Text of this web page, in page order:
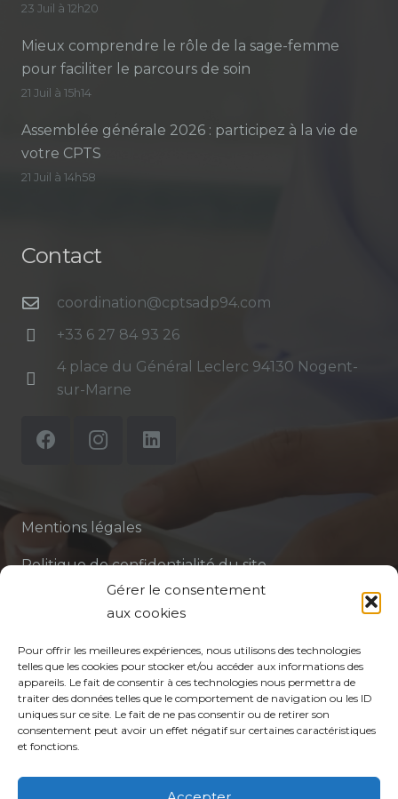
Gérer le consentement
aux cookies
Pour offrir les meilleures expériences, nous utilisons des technologies
telles que les cookies pour stocker et/ou accéder aux informations des
appareils. Le fait de consentir à ces technologies nous permettra de
traiter des données telles que le comportement de navigation ou les ID
uniques sur ce site. Le fait de ne pas consentir ou de retirer son
consentement peut avoir un effet négatif sur certaines caractéristiques
et fonctions.
23 Juil à 12h20
Mieux comprendre le rôle de la sage-femme
pour faciliter le parcours de soin
21 Juil à 15h14
Assemblée générale 2026 : participez à la vie de
votre CPTS
21 Juil à 14h58
Contact
coordination@cptsadp94.com
+33 6 27 84 93 26
4 place du Général Leclerc 94130 Nogent-
sur-Marne
Mentions légales
Politique de confidentialité du site
© CPTS Autour du Patient